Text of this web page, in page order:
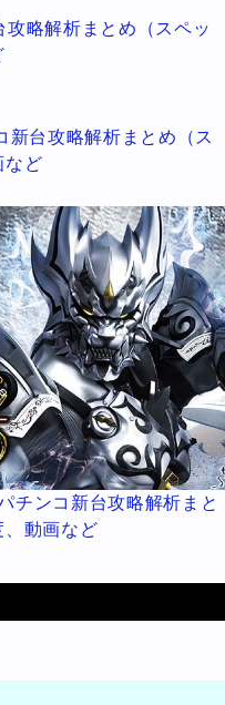
略解析まとめ（スペッ
新台攻略解析まとめ（ス
など
チンコ新台攻略解析まと
、動画など